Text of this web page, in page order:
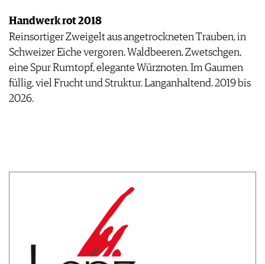
Handwerk rot 2018
Reinsortiger Zweigelt aus angetrockneten Trauben, in
Schweizer Eiche vergoren. Waldbeeren, Zwetschgen,
eine Spur Rumtopf, elegante Würznoten. Im Gaumen
füllig, viel Frucht und Struktur. Langanhaltend. 2019 bis
2026.